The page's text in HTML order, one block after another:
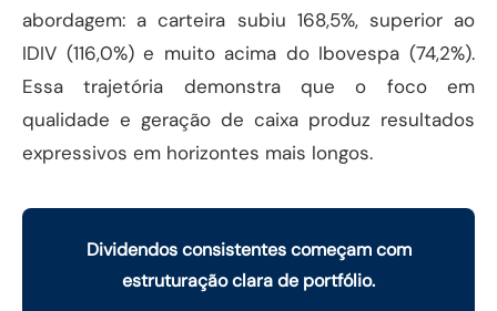
abordagem: a carteira subiu 168,5%, superior ao
IDIV (116,0%) e muito acima do Ibovespa (74,2%).
Essa trajetória demonstra que o foco em
qualidade e geração de caixa produz resultados
expressivos em horizontes mais longos.
Dividendos consistentes começam com
estruturação clara de portfólio.